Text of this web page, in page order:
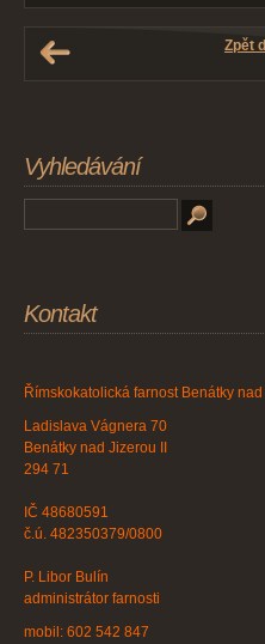
Zpět
Vyhledávání
Kontakt
Římskokatolická farnost Benátky
Ladislava Vágnera 70
Benátky nad Jizerou II
294 71
IČ 48680591
č.ú. 482350379/0800
P. Libor Bulín
administrátor farnosti
mobil: 602 542 847